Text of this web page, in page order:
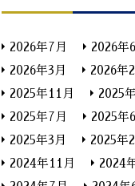
2026年7月 2026年
2026年3月
2026年2
2025年11月
2025
2025年7月
2025年
2025年3月
2025年2
2024年11月
2024